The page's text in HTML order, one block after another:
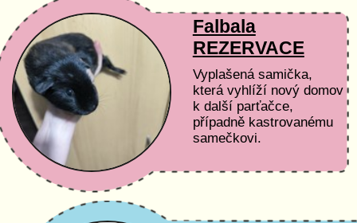
Falbala
REZERVACE
Vyplašená samička,
která vyhlíží nový domov
k další parťačce,
případně kastrovanému
samečkovi.